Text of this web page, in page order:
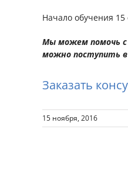
Начало обучения 15
Мы можем помочь с
можно поступить в
Заказать
15 ноября, 2016